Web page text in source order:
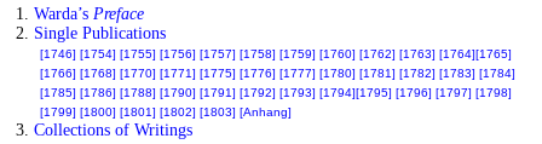
1. Warda’s Preface
2. Single Publications
[1746] [1754] [1755] [1756] [1757] [1758] [1759] [1760] [1762] [1763] [1764][1765]
[1766] [1768] [1770] [1771] [1775] [1776] [1777] [1780] [1781] [1782] [1783] [1784]
[1785] [1786] [1788] [1790] [1791] [1792] [1793] [1794][1795] [1796] [1797] [1798]
[1799] [1800] [1801] [1802] [1803] [Anhang]
3. Collections of Writings